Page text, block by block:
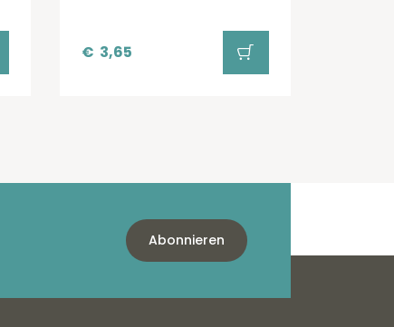
€ 3,65
Abonnieren